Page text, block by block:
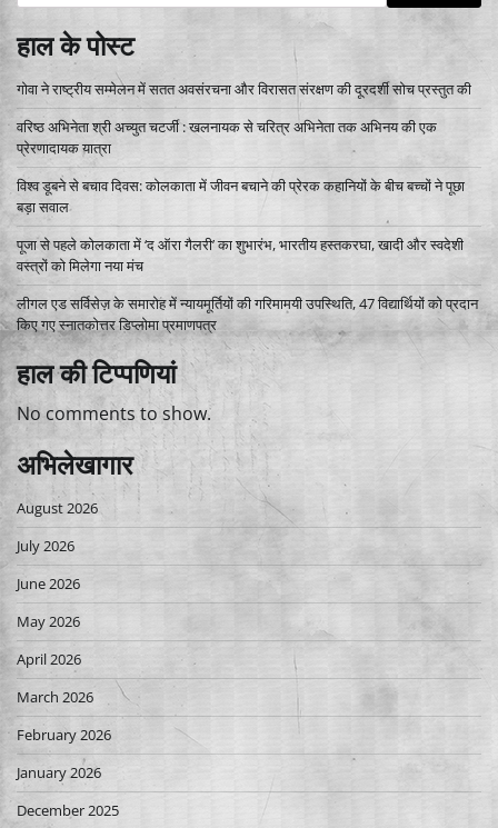
हाल के पोस्ट
गोवा ने राष्ट्रीय सम्मेलन में सतत अवसंरचना और विरासत संरक्षण की दूरदर्शी सोच प्रस्तुत की
वरिष्ठ अभिनेता श्री अच्युत चटर्जी : खलनायक से चरित्र अभिनेता तक अभिनय की एक
प्रेरणादायक यात्रा
विश्व डूबने से बचाव दिवस: कोलकाता में जीवन बचाने की प्रेरक कहानियों के बीच बच्चों ने पूछा
बड़ा सवाल
पूजा से पहले कोलकाता में ‘द ऑरा गैलरी’ का शुभारंभ, भारतीय हस्तकरघा, खादी और स्वदेशी
वस्त्रों को मिलेगा नया मंच
लीगल एड सर्विसेज़ के समारोह में न्यायमूर्तियों की गरिमामयी उपस्थिति, 47 विद्यार्थियों को प्रदान
किए गए स्नातकोत्तर डिप्लोमा प्रमाणपत्र
हाल की टिप्पणियां
No comments to show.
अभिलेखागार
August 2026
July 2026
June 2026
May 2026
April 2026
March 2026
February 2026
January 2026
December 2025